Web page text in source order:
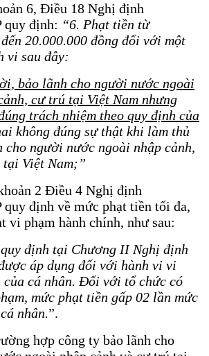
6, Điều 18 Nghị định
quy định: “6. Phạt tiền từ
20.000.000 đồng đối với một
vi sau đây:
bảo lãnh cho người nước ngoài
cư trú tại Việt Nam nhưng
trách nhiệm theo quy định của
không đúng sự thật khi làm thủ
cho người nước ngoài nhập cảnh,
Việt Nam;”
2 Điều 4 Nghị định
định về mức phạt tiền tối đa,
vi phạm hành chính, như sau:
định tại Chương II Nghị định
áp dụng đối với hành vi vi
của cá nhân. Đối với tổ chức có
mức phạt tiền gấp 02 lần mức
nhân.”.
hợp công ty bảo lãnh cho